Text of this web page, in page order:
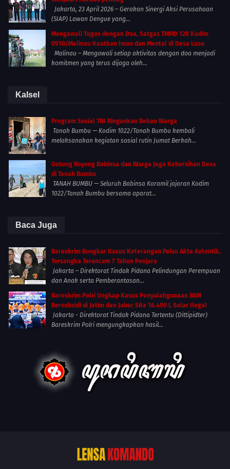
Jakarta, 23 April 2026 – Gerakan Sinergi Aksi Perusahaan
(SIAP) Lawan Dengue yang...
Mengawali Tugas dengan Doa, Satgas TMMD 128 Kodim
0910/Malinau Kuatkan Iman dan Mental di Desa Luso
Malinau – Mengawali setiap aktivitas dengan doa menjadi
komitmen yang terus dijaga oleh...
Kalsel
Program Sosial TNI Ringankan Beban Warga
Tanah Bumbu — Kodim 1022/Tanah Bumbu kembali
melaksanakan kegiatan sosial rutin Jumat Berkah...
Gotong Royong Babinsa dan Warga Jaga Kebersihan Desa
di Tanah Bumbu
TANAH BUMBU — Seluruh Babinsa Koramil jajaran Kodim
1022/Tanah Bumbu bersama aparat...
Baca Juga
Bareskrim Bongkar Kasus Keterangan Palsu Akta Autentik,
Tersangka Terancam 7 Tahun Penjara
Jakarta – Direktorat Tindak Pidana Pelindungan Perempuan
dan Anak serta Pemberantasan...
Bareskrim Polri Ungkap Kasus Penyalahgunaan BBM
Bersubsidi di Jatim dan Jabar Sita 16.400 L Solar Ilegal
Jakarta - Direktorat Tindak Pidana Tertentu (Dittipidter)
Bareskrim Polri mengungkapkan hasil...